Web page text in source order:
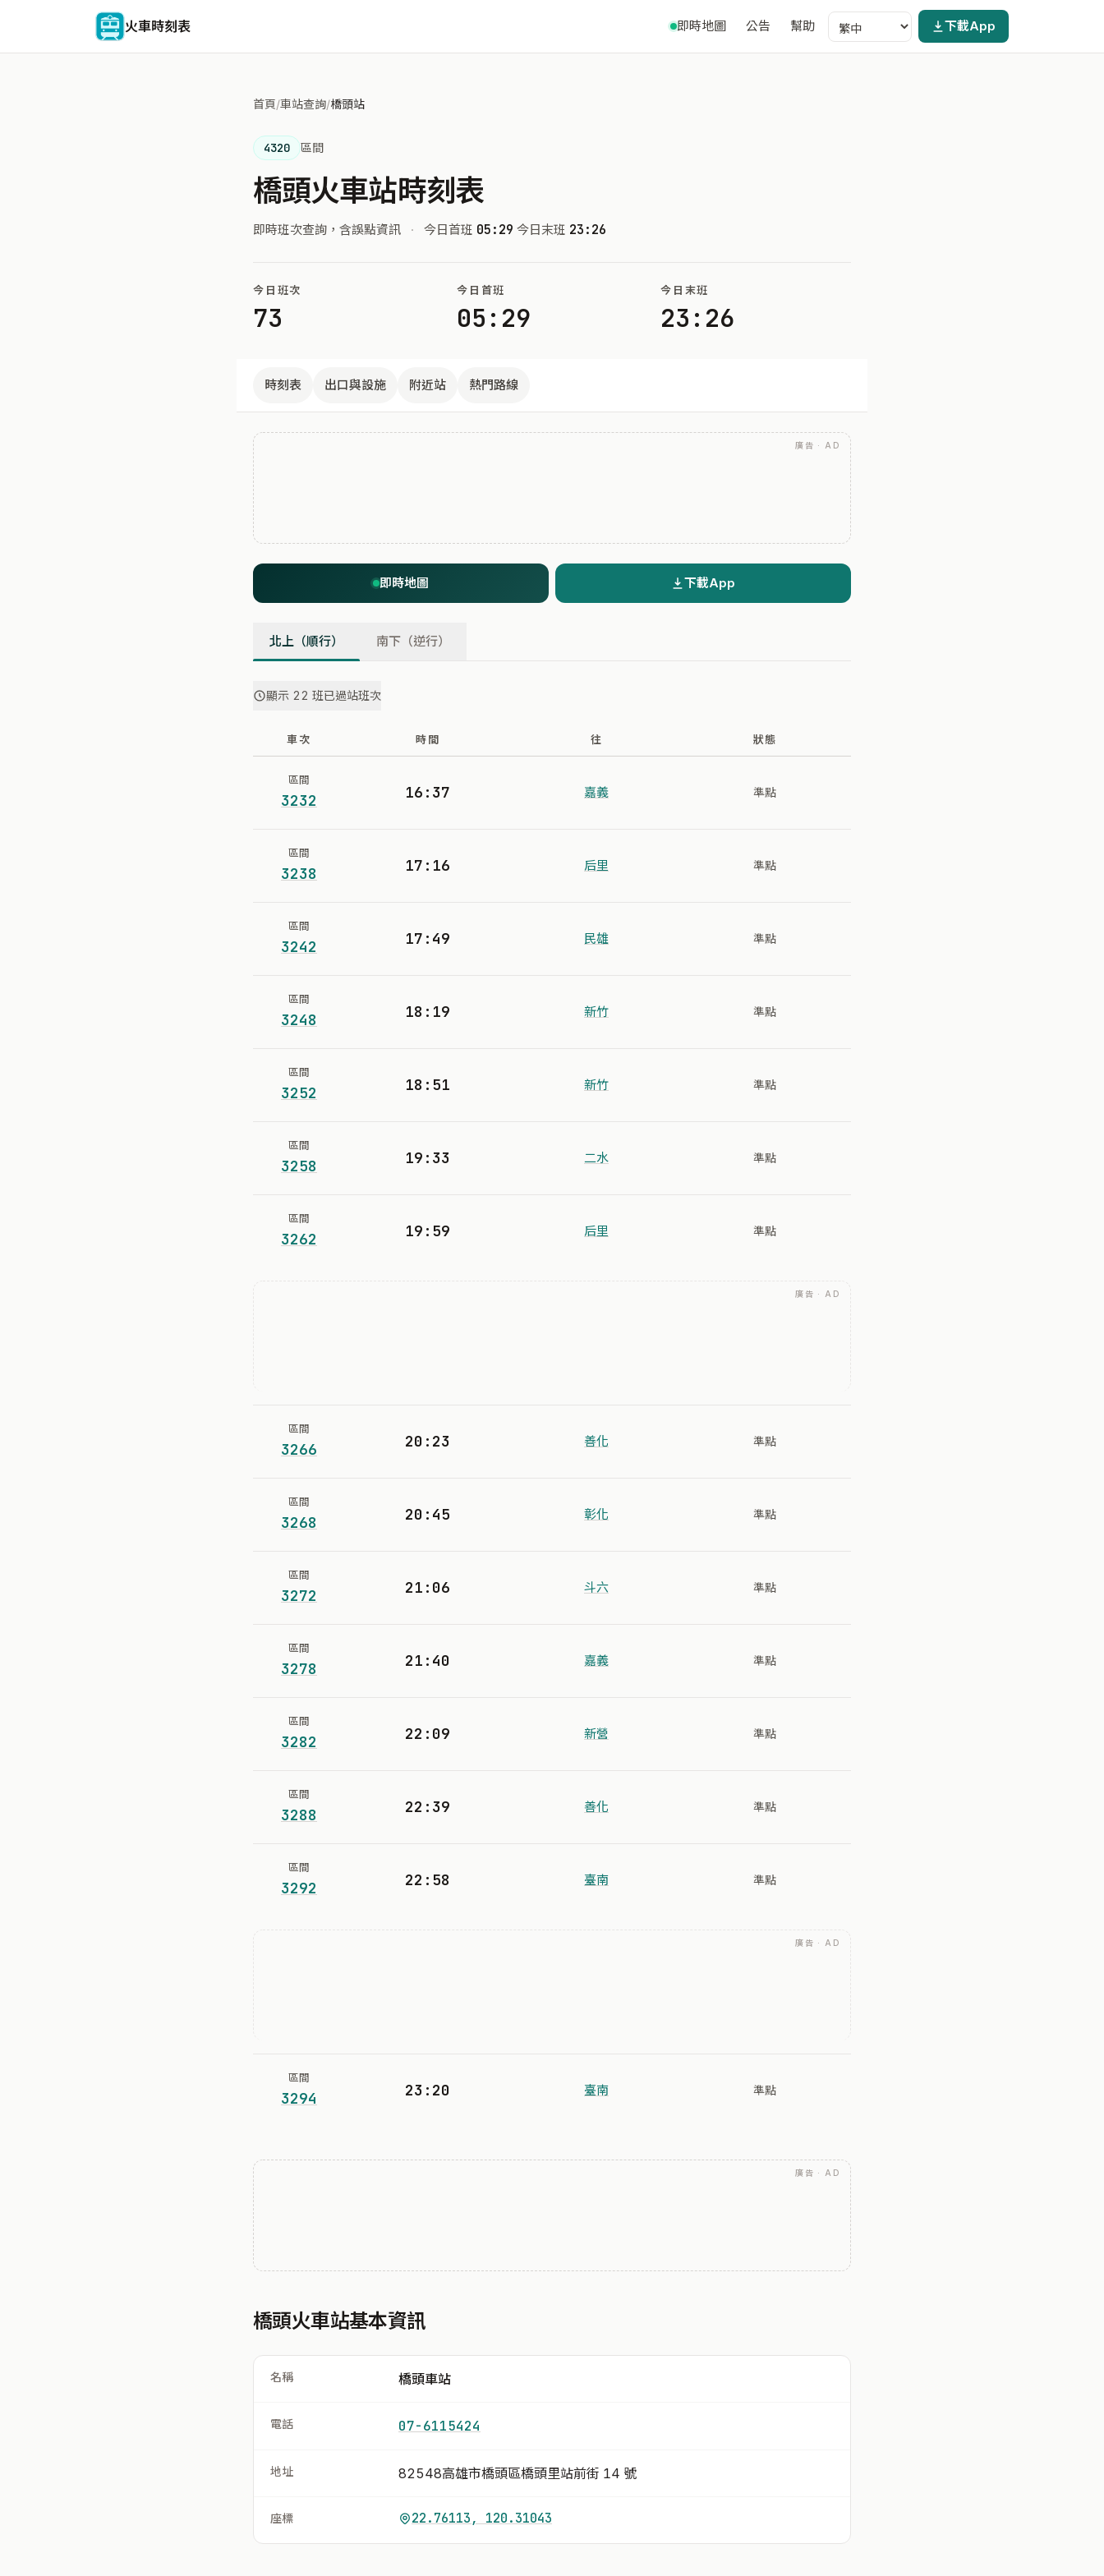
火車時刻表 即時地圖 公告 幫助 下載App
首頁/車站查詢/橋頭站
4320 區間
橋頭火車站時刻表
即時班次查詢，含誤點資訊 · 今日首班 05:29 今日末班 23:26
今日班次
73
今日首班
05:29
今日末班
23:26
時刻表 出口與設施 附近站 熱門路線
廣告 · AD
即時地圖 下載App
北上（順行） 南下（逆行）
顯示 22 班已過站班次
車次 時間 往 狀態
區間
3232 16:37 嘉義 準點
區間
3238 17:16 后里 準點
區間
3242 17:49 民雄 準點
區間
3248 18:19 新竹 準點
區間
3252 18:51 新竹 準點
區間
3258 19:33 二水 準點
區間
3262 19:59 后里 準點
廣告 · AD
區間
3266 20:23 善化 準點
區間
3268 20:45 彰化 準點
區間
3272 21:06 斗六 準點
區間
3278 21:40 嘉義 準點
區間
3282 22:09 新營 準點
區間
3288 22:39 善化 準點
區間
3292 22:58 臺南 準點
廣告 · AD
區間
3294 23:20 臺南 準點
廣告 · AD
橋頭火車站基本資訊
名稱 橋頭車站
電話 07-6115424
地址 82548高雄市橋頭區橋頭里站前街 14 號
座標 22.76113, 120.31043